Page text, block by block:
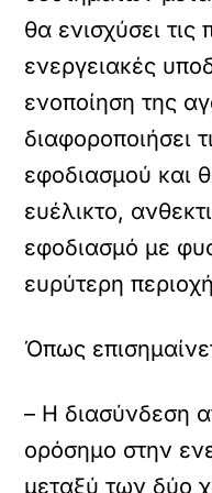
θα ενισχύσει τις
ενεργειακές
ενοποίηση της
διαφοροποιήσει
εφοδιασμού και
ευέλικτο,
εφοδιασμό με
ευρύτερη
Όπως
– Η διασύνδεση
ορόσημο στην
μεταξύ των δύο